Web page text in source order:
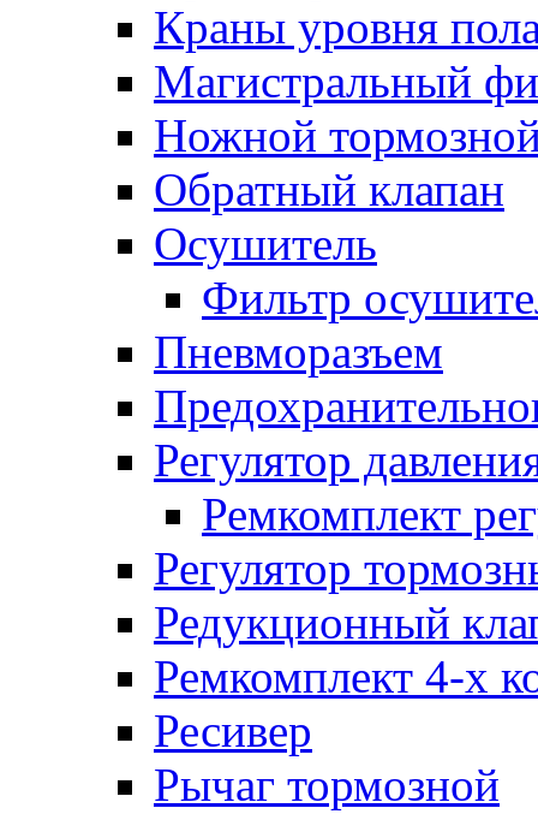
Краны уровня
Магистральный
Ножной
Обратный клапан
Осушитель
Фильтр
Пневморазъем
Регулятор
Ремкомплект
Регулятор
Редукционный
Ремкомплект 4-х
Ресивер
Рычаг тормозной